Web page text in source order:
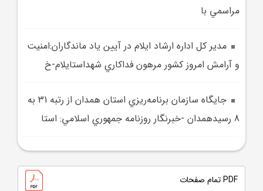
مراسمي با
مدير کل اداره ارشاد ايلام در آيين ياد ماندگاران:امنيت
و آرامش امروز کشور مرهون فداکاري شهداستايلام-خ
جايگاه سازمان برنامه‌ريزي استان همدان از رتبه 31 به
8 رسيدهمدان -خبرنگار روزنامه جمهوري اسلامي: استا
PDF تمام صفحات